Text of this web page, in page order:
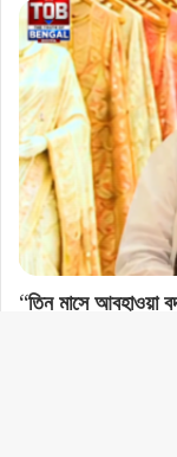
“তিন মাসে আবহাওয়া